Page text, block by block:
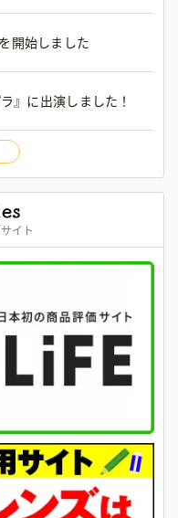
開始しました
』に出演しました！
イト